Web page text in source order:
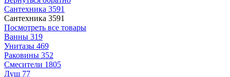
Сантехника 3591
Сантехника 3591
Посмотреть все товары
Ванны 319
Унитазы 469
Раковины 352
Смесители 1805
Душ 77